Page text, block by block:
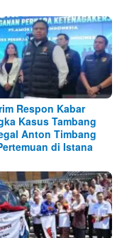
Respon Kabar
Kasus Tambang
Anton Timbang
di Istana